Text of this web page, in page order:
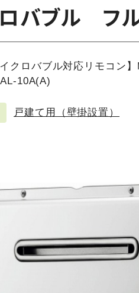
バブル フ
イクロバブル対応リモコン
10A(A)
戸建て用（壁掛設置）